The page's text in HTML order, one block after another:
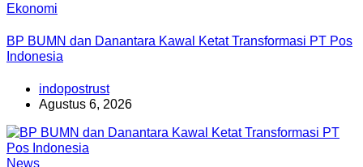
Ekonomi
BP BUMN dan Danantara Kawal Ketat Transformasi PT Pos
Indonesia
indopostrust
Agustus 6, 2026
News